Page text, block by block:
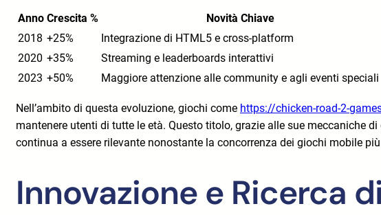
Anno Crescita %
Novità Chiave
2018 +25%
Integrazione di HTML5 e cross-platform
2020 +35%
Streaming e leaderboards interattivi
2023 +50% Maggiore attenzione alle community e agli eventi speciali
Nell’ambito di questa evoluzione, giochi come https://chicken-road-2-
mantenere utenti di tutte le età. Questo titolo, grazie alle sue meccaniche
continua a essere rilevante nonostante la concorrenza dei giochi mobile
Innovazione e Ricerca